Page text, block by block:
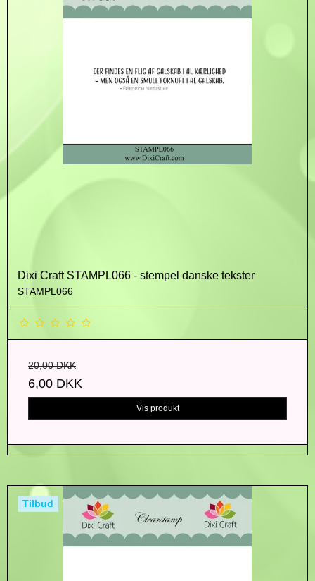
Dixi Craft STAMPL066 - stempel danske tekster
STAMPL066
20,00 DKK
6,00 DKK
Vis produkt
Tilbud